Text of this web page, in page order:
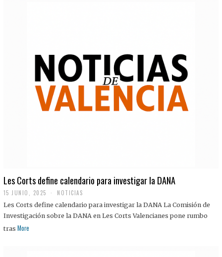
Les Corts define calendario para investigar la DANA
15 JUNIO, 2025 NOTICIAS
Les Corts define calendario para investigar la DANA La Comisión de
Investigación sobre la DANA en Les Corts Valencianes pone rumbo
tras More